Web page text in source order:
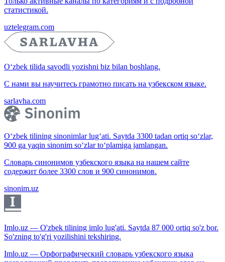
статистикой.
uztelegram.com
O‘zbek tilida savodli yozishni biz bilan boshlang.
С нами вы научитесь грамотно писать на узбекском языке.
sarlavha.com
O‘zbek tilining sinonimlar lug‘ati. Saytda 3300 tadan ortiq so‘zlar,
900 ga yaqin sinonim so‘zlar to‘plamiga jamlangan.
Словарь синонимов узбекского языка на нашем сайте
содержит более 3300 слов и 900 синонимов.
sinonim.uz
Imlo.uz — O'zbek tilining imlo lug'ati. Saytda 87 000 ortiq so'z bor.
So'zning to'g'ri yozilishini tekshiring.
Imlo.uz — Орфографический словарь узбекского языка